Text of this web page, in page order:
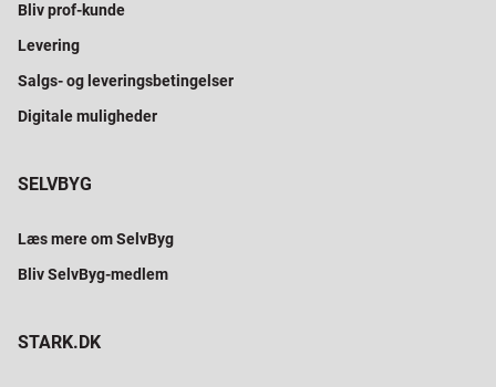
Bliv prof-kunde
Levering
Salgs- og leveringsbetingelser
Digitale muligheder
SELVBYG
Læs mere om SelvByg
Bliv SelvByg-medlem
STARK.DK